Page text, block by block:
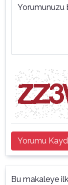
Yorumunuzu
Yorumu
Bu makaleye